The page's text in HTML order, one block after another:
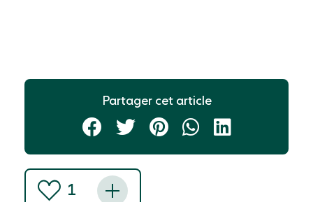
Partager cet article
1